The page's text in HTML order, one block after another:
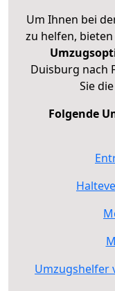
Um Ihnen bei
zu helfen,
Duisburg nach
Sie
Folgende
Umzugshelfer